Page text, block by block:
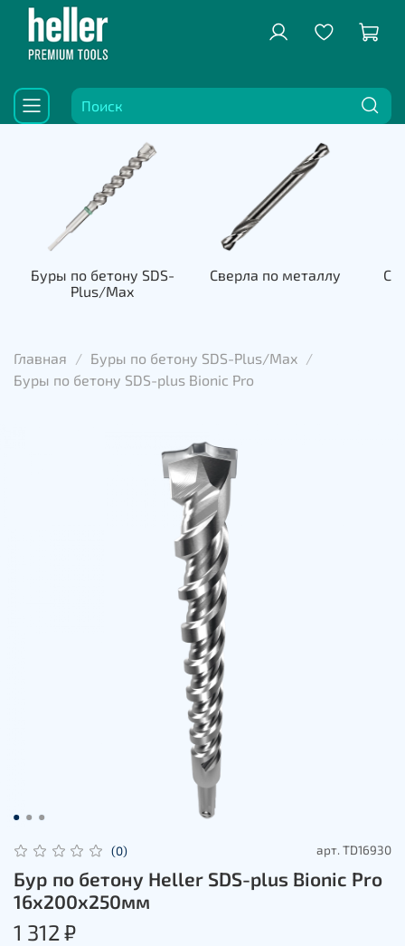
Буры по бетону SDS-
Plus/Max
Сверла по металлу
Главная
Буры по бетону SDS-Plus/Max
Буры по бетону SDS-plus Bionic Pro
(0) арт. TD16930
Бур по бетону Heller SDS-plus Bionic Pro
16х200х250мм
1 312 ₽